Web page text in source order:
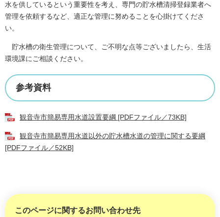
水を供しているという重要性を考え、専門の貯水槽清掃登録業者へ
管理を依頼するなど、適正な管理に努めることを心掛けてくださ
い。
貯水槽の衛生管理について、ご不明な点等ございましたら、生活
環境課にご相談ください。
参考資料
観音寺市簡易専用水道設置要綱 [PDFファイル／73KB]
観音寺市簡易専用水道以外の貯水槽水道の管理に関する要綱
[PDFファイル／52KB]
このページに関するお問い合わせ先